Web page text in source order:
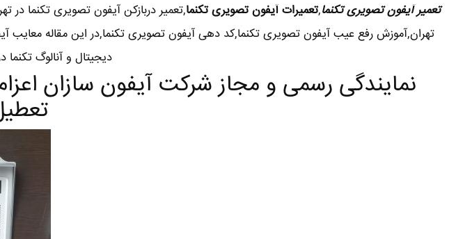
تعمیر آیفون تصویری تکنما,تعمیرات آیفون تصویری تکنما,تعمیر دربازکن آیفون تصویری تکنما در
تهران,آموزش رفع عیب آیفون تصویری تکنما,کد دهی آیفون تصویری تکنما,در این مقاله معایب
دیجیتال و آنالوگ
نمایندگی رسمی و مجاز شرکت آیفون سازان